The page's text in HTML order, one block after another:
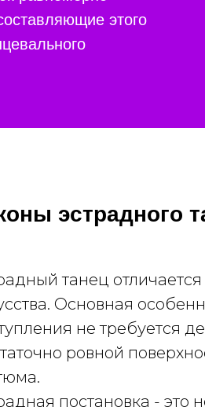
этого
эстрадного
танец
Основная
не требуется
ровной
постановка - это